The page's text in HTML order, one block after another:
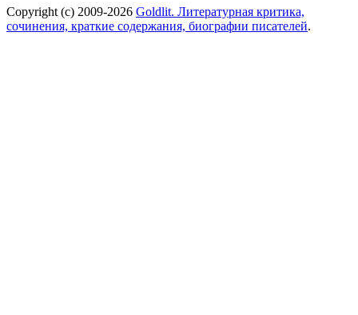
Copyright (c) 2009-2026 Goldlit. Литературная критика,
сочинения, краткие содержания, биографии писателей.